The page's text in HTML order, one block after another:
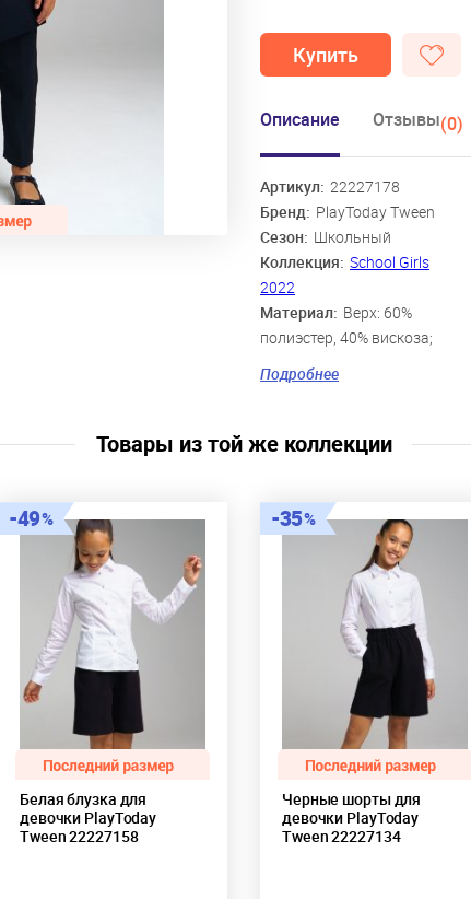
Купить
Описание Отзывы(0)
Артикул: 22227178
Бренд: PlayToday Tween
Сезон: Школьный
Коллекция: School Girls
2022
Материал: Верх: 60%
полиэстер, 40% вискоза;
Подкладка: 55%
полиэстер, 45% вискоза
Скидка: 27%
Подробнее
Товары из той же коллекции
49
Белая блузка для
девочки PlayToday
Tween 22227158
35
Черные шорты для
девочки PlayToday
Tween 22227134